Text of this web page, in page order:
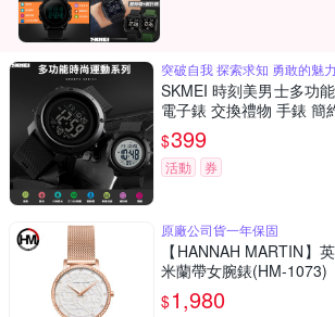
突破自我 探索求知 勇敢的魅力
SKMEI 時刻美男士多功
電子錶 交換禮物 手錶 簡
$399
活動 券
原廠公司貨一年保固
【HANNAH MARTIN】
米蘭帶女腕錶(HM-1073)
$1,980